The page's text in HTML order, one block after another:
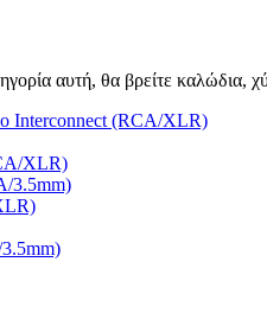
αυτή, θα βρείτε καλώδια,
Interconnect (RCA/XLR)
XLR)
3.5mm)